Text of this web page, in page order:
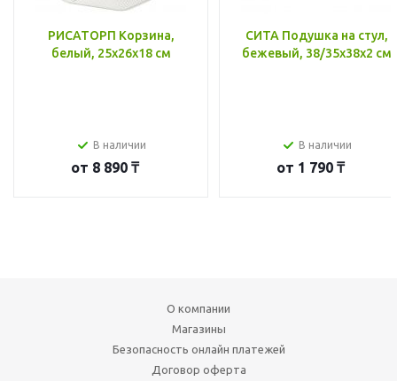
РИСАТОРП Корзина,
белый, 25x26x18 см
В наличии
от 8 890 ₸
СИТА Подушка на стул,
бежевый, 38/35x38x2 см
В наличии
от 1 790 ₸
О компании
Магазины
Безопасность онлайн платежей
Договор оферта